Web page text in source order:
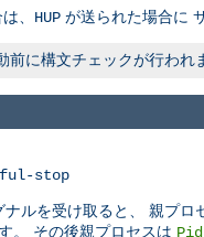
、 HUP が送られた場合に
に構文チェックが行われ
stop
ナルを受け取ると、 親プロ
。 その後親プロセスは